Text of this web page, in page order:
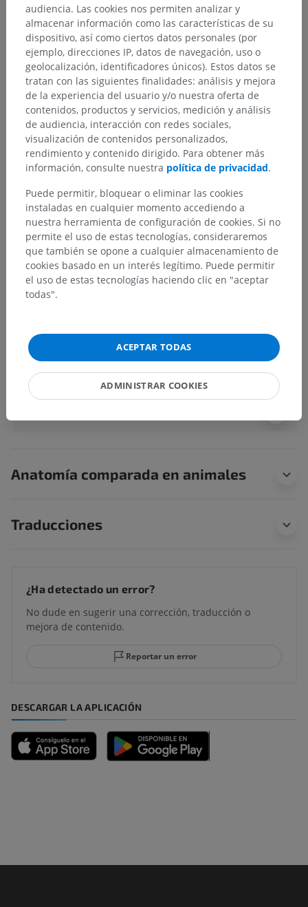
Jerarquía anatómica
Anatomía humana 2
Cuerpo humano> Sistemas integradores>
Sistema nervioso > Sistema nervioso central>
Encéfalo> Cerebro> Diencéfalo> Pretálamo>
Núcleo reticular pretalámico
Estructuras subyacentes:
Anatomía humana 1
Anatomía comparada en animales
Traducciones
¿Ha detectado un error?
No dude en sugerir una corrección, traducción o
mejora de contenido.
Reportar un error
DESCARGAR LA APLICACIÓN
audiencia. Las cookies nos permiten analizar y
almacenar información como las características de su
dispositivo, así como ciertos datos personales (por
ejemplo, direcciones IP, datos de navegación, uso o
geolocalización, identificadores únicos). Estos datos se
tratan con las siguientes finalidades: análisis y mejora
de la experiencia del usuario y/o nuestra oferta de
contenidos, productos y servicios, medición y análisis
de audiencia, interacción con redes sociales,
visualización de contenidos personalizados,
rendimiento y contenido dirigido. Para obtener más
información, consulte nuestra política de privacidad.
Puede permitir, bloquear o eliminar las cookies
instaladas en cualquier momento accediendo a
nuestra herramienta de configuración de cookies. Si no
permite el uso de estas tecnologías, consideraremos
que también se opone a cualquier almacenamiento de
cookies basado en un interés legítimo. Puede permitir
el uso de estas tecnologías haciendo clic en "aceptar
todas".
ACEPTAR TODAS
ADMINISTRAR COOKIES